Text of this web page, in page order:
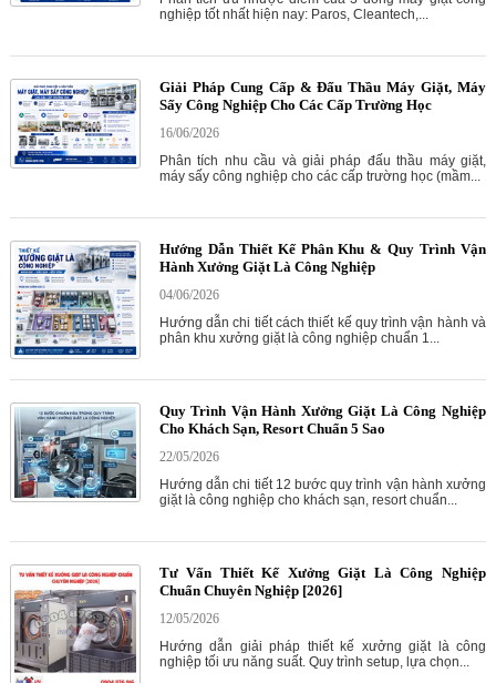
nghiệp tốt nhất hiện nay: Paros, Cleantech,...
Giải Pháp Cung Cấp & Đấu Thầu Máy Giặt, Máy
Sấy Công Nghiệp Cho Các Cấp Trường Học
16/06/2026
Phân tích nhu cầu và giải pháp đấu thầu máy giặt,
máy sấy công nghiệp cho các cấp trường học (mầm...
Hướng Dẫn Thiết Kế Phân Khu & Quy Trình Vận
Hành Xưởng Giặt Là Công Nghiệp
04/06/2026
Hướng dẫn chi tiết cách thiết kế quy trình vận hành và
phân khu xưởng giặt là công nghiệp chuẩn 1...
Quy Trình Vận Hành Xưởng Giặt Là Công Nghiệp
Cho Khách Sạn, Resort Chuẩn 5 Sao
22/05/2026
Hướng dẫn chi tiết 12 bước quy trình vận hành xưởng
giặt là công nghiệp cho khách sạn, resort chuẩn...
Tư Vấn Thiết Kế Xưởng Giặt Là Công Nghiệp
Chuẩn Chuyên Nghiệp [2026]
12/05/2026
Hướng dẫn giải pháp thiết kế xưởng giặt là công
nghiệp tối ưu năng suất. Quy trình setup, lựa chọn...